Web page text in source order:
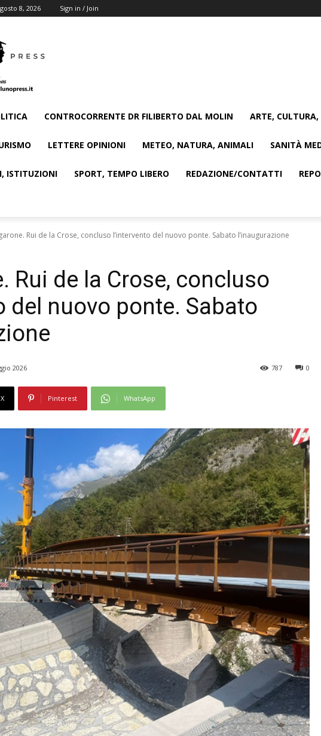
8, 2026 Sign in / Join
CONTROCORRENTE DR FILIBERTO DAL MOLIN ARTE,
LETTERE OPINIONI METEO, NATURA, ANIMALI SANITÀ
ISTITUZIONI SPORT, TEMPO LIBERO REDAZIONE/CONTATTI
Rui de la Crose, concluso l’intervento del nuovo ponte. Sabato l’inaugurazione
Rui de la Crose, concluso
del nuovo ponte. Sabato
2026 0
787
X Pinterest WhatsApp